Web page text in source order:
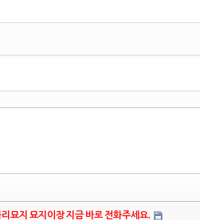
묘지 묘지이장 지금 바로 전화주세요.